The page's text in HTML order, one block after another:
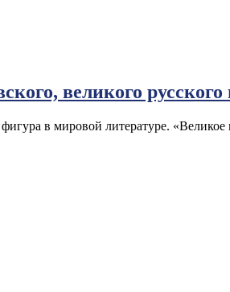
великого
в мировой литературе.